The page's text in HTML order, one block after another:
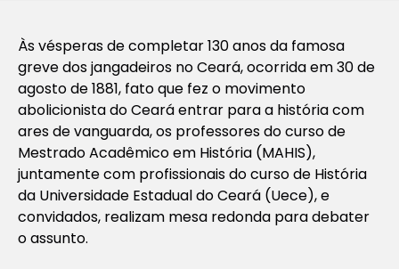
Às vésperas de completar 130 anos da famosa
greve dos jangadeiros no Ceará, ocorrida em 30 de
agosto de 1881, fato que fez o movimento
abolicionista do Ceará entrar para a história com
ares de vanguarda, os professores do curso de
Mestrado Acadêmico em História (MAHIS),
juntamente com profissionais do curso de História
da Universidade Estadual do Ceará (Uece), e
convidados, realizam mesa redonda para debater
o assunto.